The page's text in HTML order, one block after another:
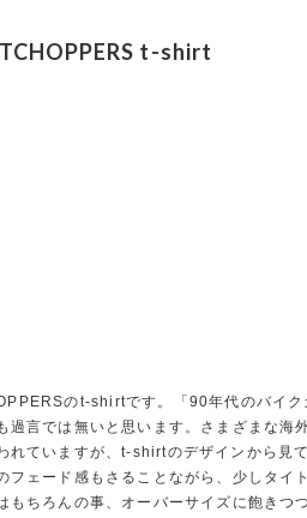
t-shirt
のt-shirtです。「90年代のバイク
過言では無いと思います。さまざまな海
れていますが、t-shirtのデザインから見
フェード感もさることながら、少しタイ
もちろんの事、オーバーサイズに飽きつ